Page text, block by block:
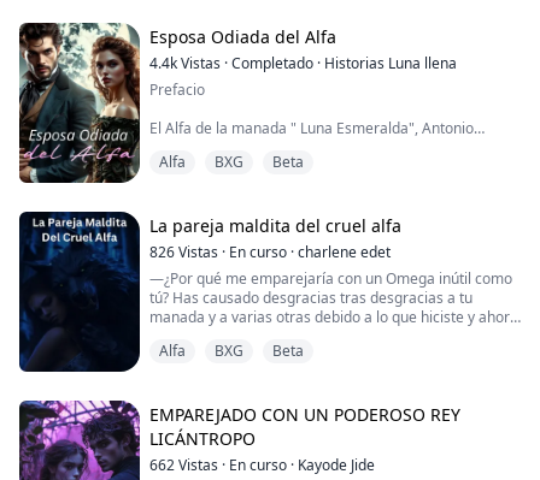
veintitrés años que está envuelto en un drama familiar,
el cual, lo ha orillado a mantener...
Esposa Odiada del Alfa
4.4kVistas ·Completado · Historias Luna llena
Prefacio
El Alfa de la manada " Luna Esmeralda", Antonio
prometida, Luciana Bianchi.
compañera, nunca se sintió de sangre limpia, pero ella
era la ilusión de casarse con una damita loba de buena
sangre lobil.
— Señor, no encontramos a la novia — le informa un
sirviente que agacha la mirada...
Alfa BXG Beta
La pareja maldita del cruel alfa
826Vistas · En curso ·charlene edet
—¿Por qué me emparejaría con un Omega inútil como
tú? Has causado desgracias tras desgracias a tu
manada y a varias otras debido a lo que hiciste y ahora
Nunca me emparejaría contigo, la diosa de la luna está
no hay nada que pueda hacer sobre ser tu pareja
dest...
Alfa BXG Beta
EMPAREJADO CON UN PODEROSO REY
LICÁNTROPO
662Vistas · En curso · Kayode Jide